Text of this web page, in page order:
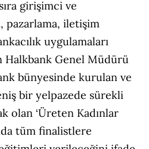
girişimci ve
iletişim
uygulamaları
Halkbank Genel Müdürü
bünyesinde kurulan ve
bir yelpazede sürekli
olan ‘Üreten Kadınlar
tüm finalistlere